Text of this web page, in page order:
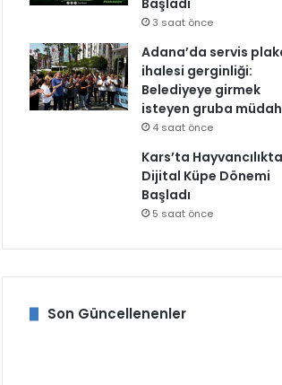
Başladı
3 saat önce
Adana’da servis
ihalesi gerginliği:
Belediyeye girmek
isteyen gruba
4 saat önce
Kars’ta Hayvancılıkta
Dijital Küpe Dönemi
Başladı
5 saat önce
Son Güncellenenler